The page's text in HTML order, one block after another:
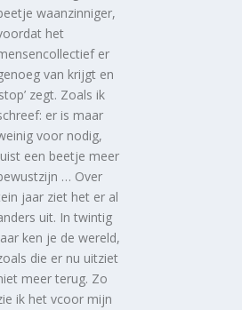
waanzinniger,
het
er
van krijgt en
zegt. Zoals ik
er is maar
voor nodig,
een beetje meer
… Over
jaar ziet het er al
uit. In twintig
ken je de wereld,
die er nu uitziet
meer terug. Zo
ik het vcoor mijn